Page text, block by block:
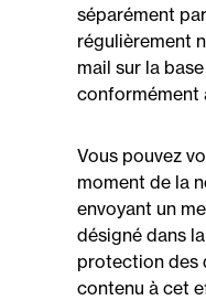
séparément
régulièrement
mail sur la
conformément
Vous pouvez
moment de la
envoyant un
désigné dans
protection des
contenu à cet